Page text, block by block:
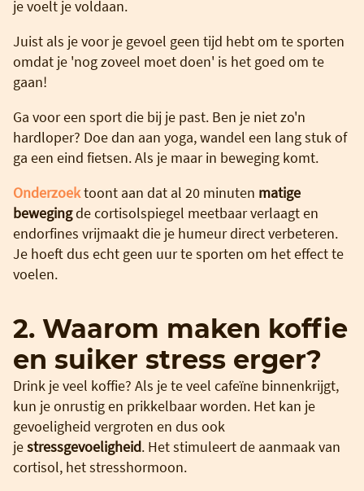
je voelt je voldaan.
Juist als je voor je gevoel geen tijd hebt om te sporten
omdat je 'nog zoveel moet doen' is het goed om te
gaan!
Ga voor een sport die bij je past. Ben je niet zo'n
hardloper? Doe dan aan yoga, wandel een lang stuk of
ga een eind fietsen. Als je maar in beweging komt.
Onderzoektoont aan dat al 20 minuten matige
bewegingde cortisolspiegel meetbaar verlaagt en
endorfines vrijmaakt die je humeur direct verbeteren.
Je hoeft dus echt geen uur te sporten om het effect te
voelen.
2. Waarom maken koffie
en suiker stress erger?
Drink je veel koffie? Als je te veel cafeïne binnenkrijgt,
kun je onrustig en prikkelbaar worden. Het kan je
gevoeligheid vergroten en dus ook
jestressgevoeligheid. Het stimuleert de aanmaak van
cortisol, het stresshormoon.